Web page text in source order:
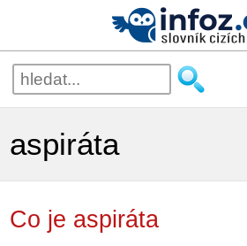
aspiráta
Co je aspiráta